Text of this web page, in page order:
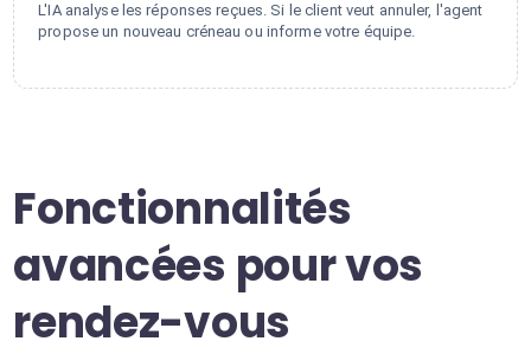
L'IA analyse les réponses reçues. Si le client veut annuler, l'agent
propose un nouveau créneau ou informe votre équipe.
Fonctionnalités
avancées pour vos
rendez-vous